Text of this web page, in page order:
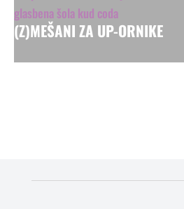
(Z)MEŠANI ZA UP-ORNIKE